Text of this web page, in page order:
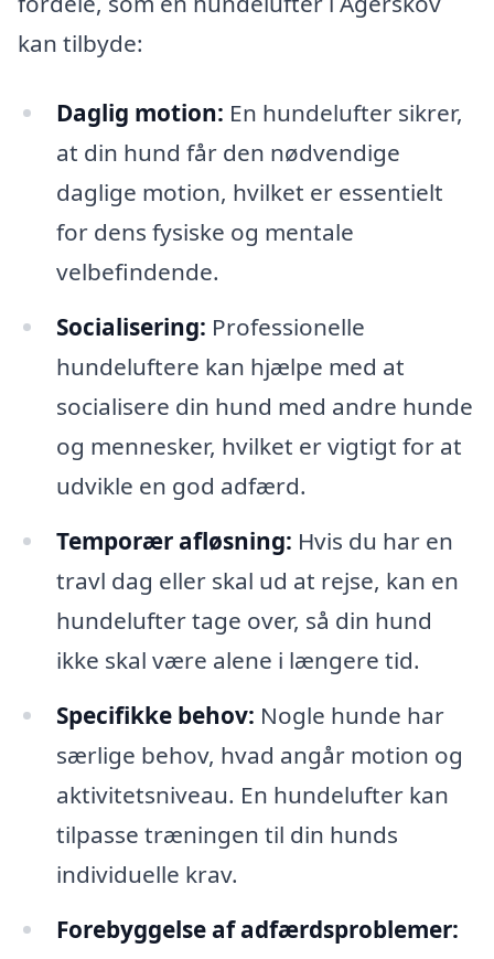
kan tilbyde:
Daglig motion: En hundelufter sikrer,
at din hund får den nødvendige
daglige motion, hvilket er essentielt
for dens fysiske og mentale
velbefindende.
Socialisering: Professionelle
hundeluftere kan hjælpe med at
socialisere din hund med andre hunde
og mennesker, hvilket er vigtigt for at
udvikle en god adfærd.
Temporær afløsning: Hvis du har en
travl dag eller skal ud at rejse, kan en
hundelufter tage over, så din hund
ikke skal være alene i længere tid.
Specifikke behov: Nogle hunde har
særlige behov, hvad angår motion og
aktivitetsniveau. En hundelufter kan
tilpasse træningen til din hunds
individuelle krav.
Forebyggelse af adfærdsproblemer: